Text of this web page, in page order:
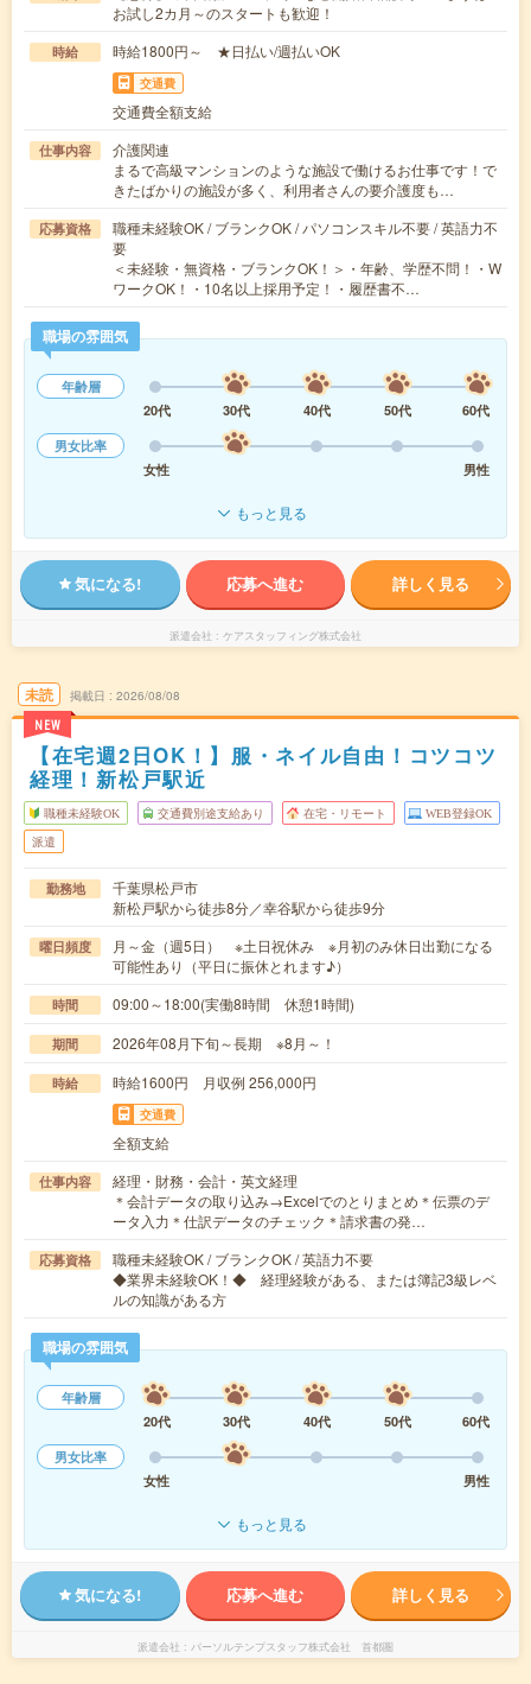
お試し2カ月～のスタートも歓迎！
時給 時給1800円～ ★日払い/週払いOK
交通費
交通費全額支給
仕事内容
介護関連
まるで高級マンションのような施設で働けるお仕事です！で
きたばかりの施設が多く、利用者さんの要介護度も…
応募資格
職種未経験OK / ブランクOK / パソコンスキル不要 / 英語力不
要
＜未経験・無資格・ブランクOK！＞・年齢、学歴不問！・W
ワークOK！・10名以上採用予定！・履歴書不…
職場の雰囲気
年齢層
20代
30代 40代 50代
60代
男女比率
女性
男性
もっと見る
気になる! 応募へ進む 詳しく見る
派遣会社 ケアスタッフィング株式会社
未読
NEW
掲載日 2026/08/08
【在宅週2日OK！】服・ネイル自由！コツコツ
経理！新松戸駅近
職種未経験OK 交通費別途支給あり 在宅・リモート WEB登録OK
派遣
勤務地
千葉県松戸市
新松戸駅から徒歩8分／幸谷駅から徒歩9分
曜日頻度
月～金（週5日） ※土日祝休み ※月初のみ休日出勤になる
可能性あり（平日に振休とれます♪）
時間 09:00～18:00(実働8時間 休憩1時間)
期間 2026年08月下旬～長期 ※8月～！
時給 時給1600円 月収例 256,000円
交通費
全額支給
仕事内容
経理・財務・会計・英文経理
＊会計データの取り込み→Excelでのとりまとめ＊伝票のデ
ータ入力＊仕訳データのチェック＊請求書の発…
応募資格
職種未経験OK / ブランクOK / 英語力不要
◆業界未経験OK！◆ 経理経験がある、または簿記3級レベ
ルの知識がある方
職場の雰囲気
年齢層
20代
30代 40代 50代
60代
男女比率
女性
男性
もっと見る
気になる! 応募へ進む 詳しく見る
派遣会社 パーソルテンプスタッフ株式会社 首都圏